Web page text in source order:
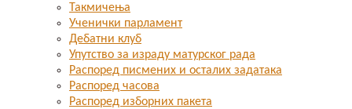
Такмичења
Ученички парламент
Дебатни клуб
Упутство за израду матурског рада
Распоред писмених и осталих задатака
Распоред часова
Распоред изборних пакета